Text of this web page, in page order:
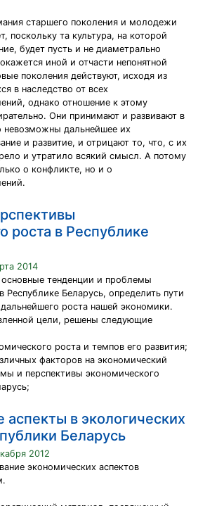
старшего поколения и молодежи
поскольку та культура, на которой
будет пусть и не диаметрально
иной и отчасти непонятной
поколения действуют, исходя из
в наследство от всех
однако отношение к этому
Они принимают и развивают в
невозможны дальнейшее их
и развитие, и отрицают то, что, с их
и утратило всякий смысл. А потому
о конфликте, но и о
роста в Республике
2014
тенденции и проблемы
Республике Беларусь, определить пути
роста нашей экономики.
цели, решены следующие
роста и темпов его развития;
факторов на экономический
и перспективы экономического
в экологических
Беларусь
2012
экономических аспектов